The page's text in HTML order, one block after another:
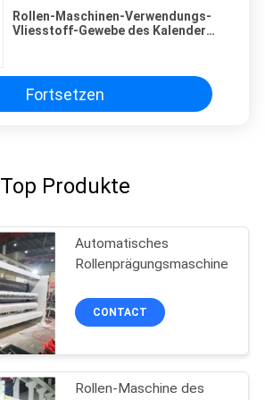
Rollen-Maschinen-Verwendungs-
Vliesstoff-Gewebe des Kalender-
Fortsetzen
Top Produkte
Automatisches
Rollenprägungsmaschine
CONTACT
Rollen-Maschine des